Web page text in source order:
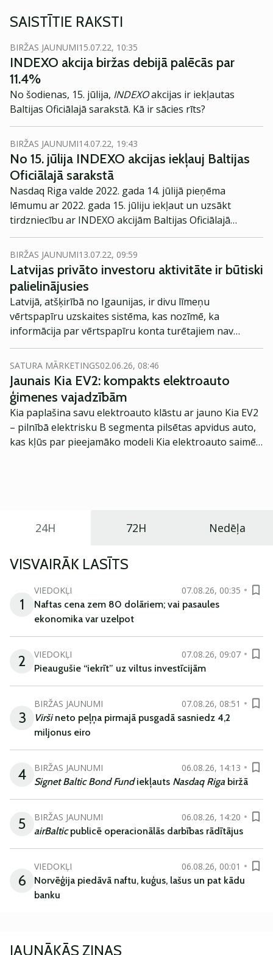
SAISTĪTIE RAKSTI
BIRŽAS JAUNUMI15.07.22, 10:35
INDEXO akcija biržas debijā palēcās par
11.4%
No šodienas, 15. jūlija, INDEXOakcijas ir iekļautas
Baltijas Oficiālajā sarakstā. Kā ir sācies rīts?
BIRŽAS JAUNUMI14.07.22, 19:43
No 15. jūlija INDEXO akcijas iekļauj Baltijas
Oficiālajā sarakstā
Nasdaq Riga valde 2022. gada 14. jūlijā pieņēma
lēmumu ar 2022. gada 15. jūliju iekļaut un uzsākt
tirdzniecību ar INDEXO akcijām Baltijas Oficiālajā
sarakstā, liecina biržas publiskotā informācija.
BIRŽAS JAUNUMI13.07.22, 09:59
Latvijas privāto investoru aktivitāte ir būtiski
palielinājusies
Latvijā, atšķirībā no Igaunijas, ir divu līmeņu
vērtspapīru uzskaites sistēma, kas nozīmē, ka
informācija par vērtspapīru konta turētajiem nav
publiski pieejama. Līdz ar to nav iespējams precīzi
noskaidrot, cik vērtspapīru kontu mūsu valstī šobrīd
pastāv. Taču ir arī citi kritēriji, pēc kuriem iespējams
spriest par tirgus attīstību, Investoru Klubu informēja
Nasdaq Riga pārstāvji.
SATURA MĀRKETINGS02.06.26, 08:46
Jaunais Kia EV2: kompakts elektroauto
ģimenes vajadzībām
Kia paplašina savu elektroauto klāstu ar jauno Kia EV2
– pilnībā elektrisku B segmenta pilsētas apvidus auto,
kas kļūs par pieejamāko modeli Kia elektroauto saimē
24H 72H Nedēļa
VISVAIRĀK LASĪTS
1
VIEDOKĻI
07.08.26, 00:35
Naftas cena zem 80 dolāriem; vai pasaules
ekonomika var uzelpot
2 VIEDOKĻI
07.08.26, 09:07
Pieaugušie “iekrīt” uz viltus investīcijām
3
BIRŽAS JAUNUMI
07.08.26, 08:51
Viršineto peļņa pirmajā pusgadā sasniedz 4,2
miljonus eiro
4 BIRŽAS JAUNUMI
06.08.26, 14:13
Signet Baltic Bond Fundiekļauts Nasdaq Riga biržā
5 BIRŽAS JAUNUMI
06.08.26, 14:20
airBalticpublicē operacionālās darbības rādītājus
6
VIEDOKĻI
06.08.26, 00:01
Norvēģija piedāvā naftu, kuģus, lašus un pat kādu
banku
JAUNĀKĀS ZIŅAS